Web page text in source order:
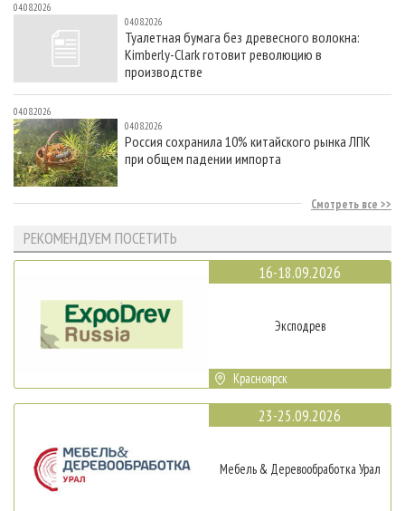
04.08.2026
04.08.2026
Туалетная бумага без древесного волокна:
Kimberly-Clark готовит революцию в
производстве
04.08.2026
04.08.2026
Россия сохранила 10% китайского рынка ЛПК
при общем падении импорта
Смотреть все
РЕКОМЕНДУЕМ ПОСЕТИТЬ
16-18.09.2026
Эксподрев
Красноярск
23-25.09.2026
Мебель & Деревообработка Урал